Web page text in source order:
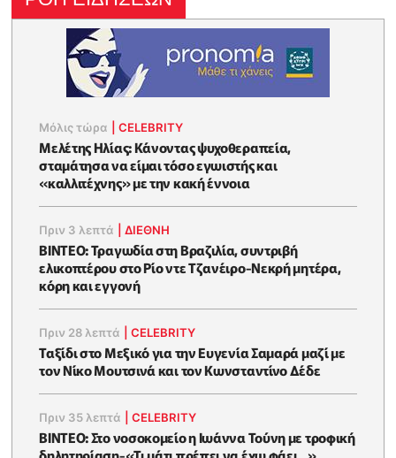
Μόλις τώρα |CELEBRITY
Μελέτης Ηλίας: Κάνοντας ψυχοθεραπεία,
σταμάτησα να είμαι τόσο εγωιστής και
«καλλιτέχνης» με την κακή έννοια
Πριν 3 λεπτά |ΔΙΕΘΝΗ
ΒΙΝΤΕΟ: Τραγωδία στη Βραζιλία, συντριβή
ελικοπτέρου στο Ρίο ντε Τζανέιρο-Νεκρή μητέρα,
κόρη και εγγονή
Πριν 28 λεπτά |CELEBRITY
Ταξίδι στο Μεξικό για την Ευγενία Σαμαρά μαζί με
τον Νίκο Μουτσινά και τον Κωνσταντίνο Δέδε
Πριν 35 λεπτά |CELEBRITY
ΒΙΝΤΕΟ: Στο νοσοκομείο η Ιωάννα Τούνη με τροφική